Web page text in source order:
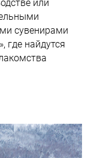
или
сувенирами
где найдутся